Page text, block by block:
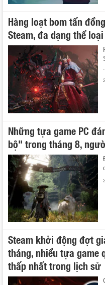
Hàng loạt bom tấn
Steam, đa dạng thể
Những tựa game PC
bộ" trong tháng 8,
Steam khởi động đợt
tháng, nhiều tựa
thấp nhất trong lịch sử